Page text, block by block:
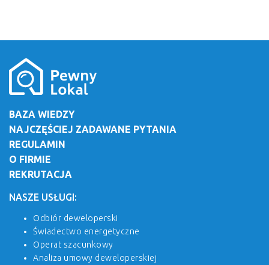
BAZA WIEDZY
NAJCZĘŚCIEJ ZADAWANE PYTANIA
REGULAMIN
O FIRMIE
REKRUTACJA
NASZE USŁUGI:
Odbiór deweloperski
Świadectwo energetyczne
Operat szacunkowy
Analiza umowy deweloperskiej